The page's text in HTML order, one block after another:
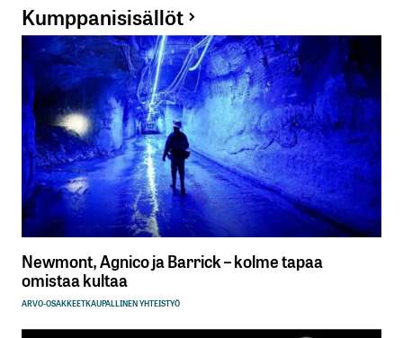
Kumppanisisällöt
Newmont, Agnico ja Barrick – kolme tapaa
omistaa kultaa
ARVO-OSAKKEETKAUPALLINEN YHTEISTYÖ